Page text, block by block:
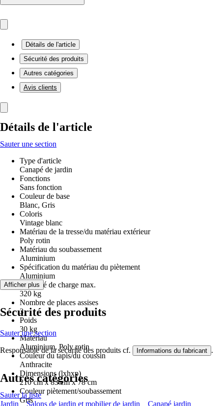
Détails de l'article
Sécurité des produits
Autres catégories
Avis clients
Détails de l'article
Sauter une section
Type d'article
Canapé de jardin
Fonctions
Sans fonction
Couleur de base
Blanc, Gris
Coloris
Vintage blanc
Matériau de la tresse/du matériau extérieur
Poly rotin
Matériau du soubassement
Aluminium
Spécification du matériau du piètement
Aluminium
Capacité de charge max.
320 kg
Nombre de places assises
3
Poids
30 kg
Matériau
Aluminium, Poly rotin
Couleur du tapis/du coussin
Anthracite
Dimensions (lxhxp)
210 cm x 83 cm x 78 cm
Couleur piètement/soubassement
Gris
Afficher plus
Sécurité des produits
Sauter une section
Responsable de la sécurité des produits cf. Informations du fabricant .
Autres catégories
Sauter la liste
Jardin
Salons de jardin et mobilier de jardin Canapé jardin